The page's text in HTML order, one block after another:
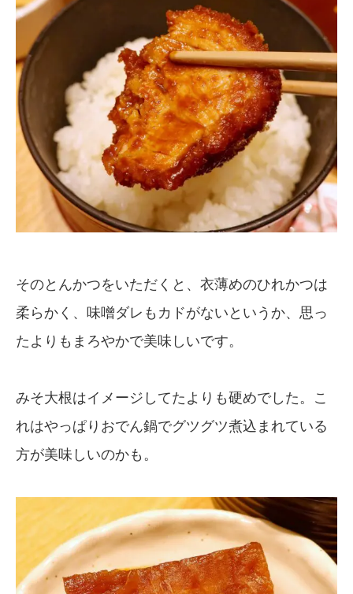
そのとんかつをいただくと、衣薄めのひれかつは
柔らかく、味噌ダレもカドがないというか、思っ
たよりもまろやかで美味しいです。
みそ大根はイメージしてたよりも硬めでした。こ
れはやっぱりおでん鍋でグツグツ煮込まれている
方が美味しいのかも。